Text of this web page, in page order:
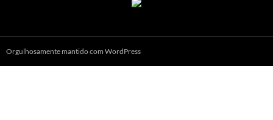
Orgulhosamente mantido com WordPress